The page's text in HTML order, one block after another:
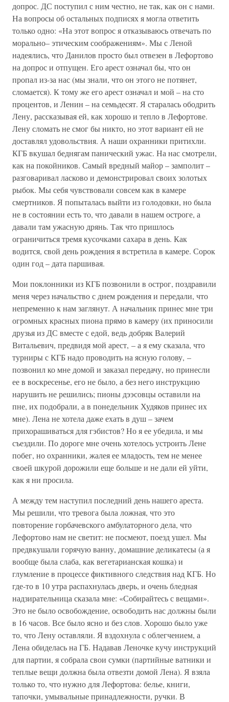
допрос. ДС поступил с ним честно, не так, как он с нами.
На вопросы об остальных подписях я могла ответить
только одно: «На этот вопрос я отказываюсь отвечать по
морально– этическим соображениям». Мы с Леной
надеялись, что Данилов просто был отвезен в Лефортово
на допрос и отпущен. Его арест означал бы, что он
пропал из-за нас (мы знали, что он этого не потянет,
сломается). К тому же его арест означал и мой – на сто
процентов, и Ленин – на семьдесят. Я старалась ободрить
Лену, рассказывая ей, как хорошо и тепло в Лефортове.
Лену сломать не смог бы никто, но этот вариант ей не
доставлял удовольствия. А наши охранники притихли.
КГБ вкушал беднягам панический ужас. На нас смотрели,
как на покойников. Самый вредный майор – замполит –
разговаривал ласково и демонстрировал своих золотых
рыбок. Мы себя чувствовали совсем как в камере
смертников. Я попыталась выйти из голодовки, но была
не в состоянии есть то, что давали в нашем остроге, а
давали там ужасную дрянь. Так что пришлось
ограничиться тремя кусочками сахара в день. Как
водится, свой день рождения я встретила в камере. Сорок
один год – дата паршивая.
Мои поклонники из КГБ позвонили в острог, поздравили
меня через начальство с днем рождения и передали, что
непременно к нам заглянут. А начальник принес мне три
огромных красных пиона прямо в камеру (их приносили
друзья из ДС вместе с едой, ведь добряк Валерий
Витальевич, предвидя мой арест, – а я ему сказала, что
турниры с КГБ надо проводить на ясную голову, –
позвонил ко мне домой и заказал передачу, но принесли
ее в воскресенье, его не было, а без него инструкцию
нарушить не решились; пионы дээсовцы оставили на
пне, их подобрали, а в понедельник Худяков принес их
мне). Лена не хотела даже ехать в душ – зачем
прихорашиваться для гэбистов? Но я ее убедила, и мы
съездили. По дороге мне очень хотелось устроить Лене
побег, но охранники, жалея ее младость, тем не менее
своей шкурой дорожили еще больше и не дали ей уйти,
как я ни просила.
А между тем наступил последний день нашего ареста.
Мы решили, что тревога была ложная, что это
повторение горбачевского амбулаторного дела, что
Лефортово нам не светит: не посмеют, поезд ушел. Мы
предвкушали горячую ванну, домашние деликатесы (а я
вообще была слаба, как вегетарианская кошка) и
глумление в процессе фиктивного следствия над КГБ. Но
где-то в 10 утра распахнулась дверь, и очень бледная
надзирательница сказала мне: «Собирайтесь с вещами».
Это не было освобождение, освободить нас должны были
в 16 часов. Все было ясно и без слов. Хорошо было уже
то, что Лену оставляли. Я вздохнула с облегчением, а
Лена обиделась на ГБ. Надавав Леночке кучу инструкций
для партии, я собрала свои сумки (партийные ватники и
теплые вещи должна была отвезти домой Лена). Я взяла
только то, что нужно для Лефортова: белье, книги,
тапочки, умывальные принадлежности, ручки. В